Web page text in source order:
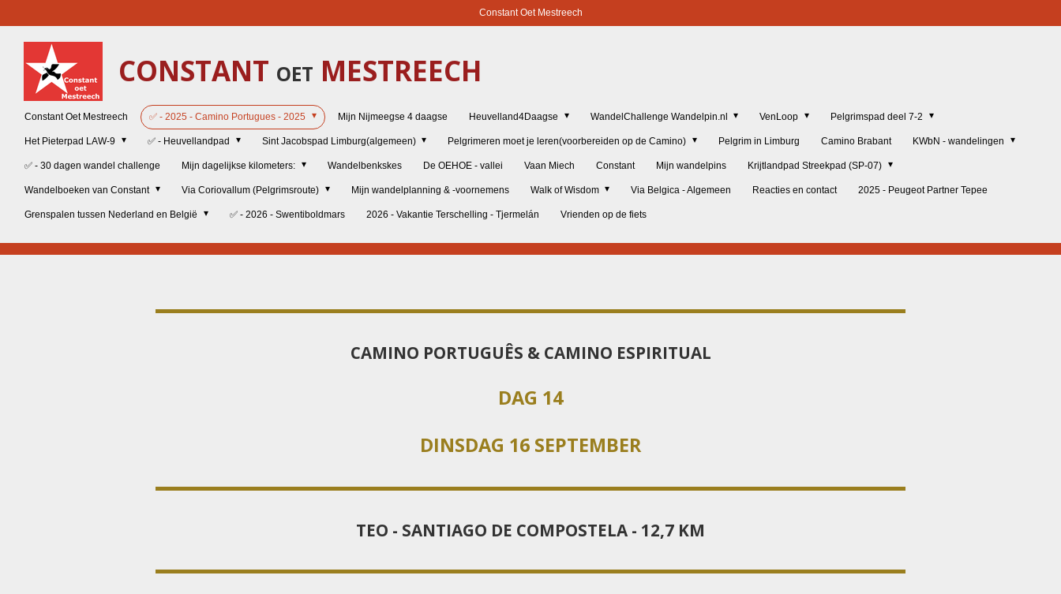
hoofdinhoud
Constant Oet Mestreech
CONSTANT OET MESTREECH
Constant Oet Mestreech ✅ - 2025 - Camino Portugues - 2025 Mijn Nijmeegse 4 daagse Heuvelland4Daagse WandelChallenge Wandelpin.nl VenLoop Pelgrimspad deel 7-2
Het Pieterpad LAW-9 ✅ - Heuvellandpad Sint Jacobspad Limburg(algemeen) Pelgrimeren moet je leren(voorbereiden op de Camino) Pelgrim in Limburg Camino Brabant KWbN - wandelingen
✅ - 30 dagen wandel challenge Mijn dagelijkse kilometers: Wandelbenkskes De OEHOE - vallei Vaan Miech Constant Mijn wandelpins Krijtlandpad Streekpad (SP-07)
Wandelboeken van Constant Via Coriovallum (Pelgrimsroute) Mijn wandelplanning & -voornemens Walk of Wisdom Via Belgica - Algemeen Reacties en contact 2025 - Peugeot Partner Tepee
Grenspalen tussen Nederland en België ✅ - 2026 - Swentiboldmars 2026 - Vakantie Terschelling - Tjermelán Vrienden op de fiets
CAMINO PORTUGUÊS & CAMINO ESPIRITUAL
DAG 14
DINSDAG 16 SEPTEMBER
TEO - SANTIAGO DE COMPOSTELA - 12,7 KM